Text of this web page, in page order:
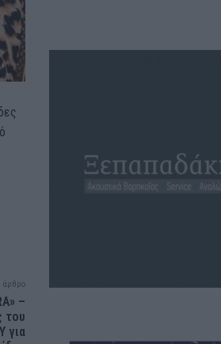
άρθρο
–
του
για